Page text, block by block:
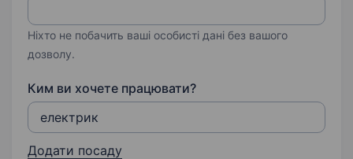
Ніхто не побачить ваші особисті дані без вашого
дозволу.
Ким ви хочете працювати?
Додати посаду